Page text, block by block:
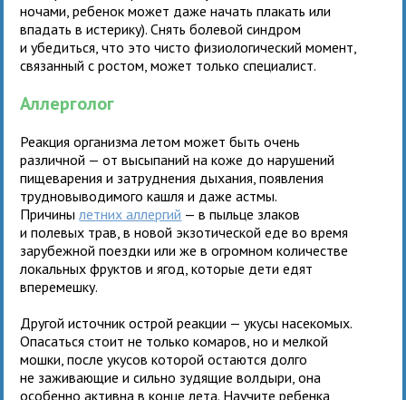
ночами, ребенок может даже начать плакать или
впадать в истерику). Снять болевой синдром
и убедиться, что это чисто физиологический момент,
связанный с ростом, может только специалист.
Аллерголог
Реакция организма летом может быть очень
различной — от высыпаний на коже до нарушений
пищеварения и затруднения дыхания, появления
трудновыводимого кашля и даже астмы.
Причинылетних аллергий — в пыльце злаков
и полевых трав, в новой экзотической еде во время
зарубежной поездки или же в огромном количестве
локальных фруктов и ягод, которые дети едят
вперемешку.
Другой источник острой реакции — укусы насекомых.
Опасаться стоит не только комаров, но и мелкой
мошки, после укусов которой остаются долго
не заживающие и сильно зудящие волдыри, она
особенно активна в конце лета. Научите ребенка